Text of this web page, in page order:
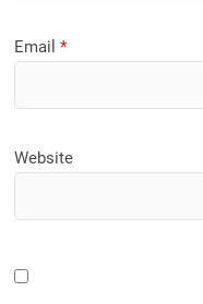
Email*
Website